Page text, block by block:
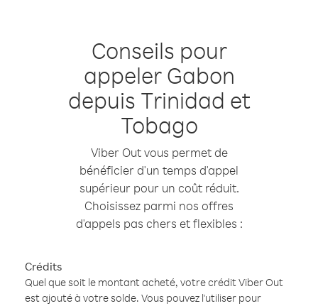
Conseils pour
appeler Gabon
depuis Trinidad et
Tobago
Viber Out vous permet de
bénéficier d'un temps d'appel
supérieur pour un coût réduit.
Choisissez parmi nos offres
d'appels pas chers et flexibles :
Crédits
Quel que soit le montant acheté, votre crédit Viber Out
est ajouté à votre solde. Vous pouvez l'utiliser pour